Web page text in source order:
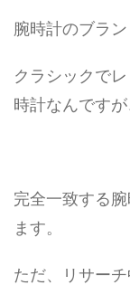
腕時計のブラン
クラシックで
時計なんです
完全一致する
ます。
ただ、リサー